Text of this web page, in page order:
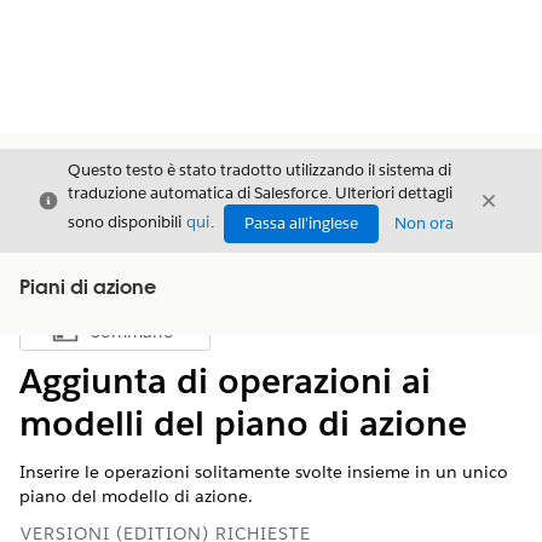
Chiudi
Questo testo è stato tradotto utilizzando il sistema di
traduzione automatica di Salesforce. Ulteriori dettagli
sono disponibili qui. Passa all'inglese Non ora
Chiudi
Piani di azione
Mostra sommario
Sommario
Aggiunta di operazioni ai
modelli del piano di azione
Inserire le operazioni solitamente svolte insieme in un unico
piano del modello di azione.
VERSIONI (EDITION) RICHIESTE